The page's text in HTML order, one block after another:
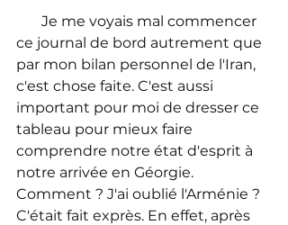
ce journal de bord autrement que
par mon bilan personnel de l'Iran,
c'est chose faite. C'est aussi
important pour moi de dresser ce
tableau pour mieux faire
comprendre notre état d'esprit à
notre arrivée en Géorgie.
Comment ? J'ai oublié l'Arménie ?
C'était fait exprès. En effet, après